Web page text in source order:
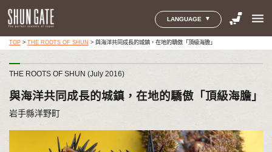
LANGUAGE menu
TOP> THE ROOTS OF SHUN > 與海洋共同成長的城鎮，在地的驕傲「頂級海膽」
THE ROOTS OF SHUN (July 2016)
與海洋共同成長的城鎮，在地的驕傲「頂級海膽」
岩手縣洋野町